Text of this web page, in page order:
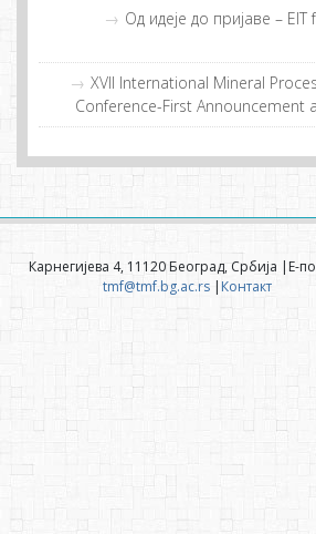
Од идeje дo приjaвe –
XVII International Mineral
Conference-First Announcement
Карнегијева 4, 11120 Београд, Србија |Е-
tmf@tmf.bg.ac.rs| Контакт